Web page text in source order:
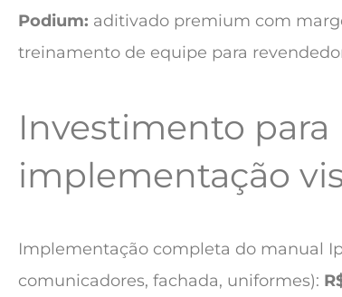
Podium: aditivado premium com
treinamento de equipe para
Investimento para
implementação
Implementação completa do manual
comunicadores, fachada, uniformes):